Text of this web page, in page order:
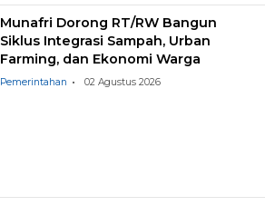
Munafri Dorong RT/RW Bangun
Siklus Integrasi Sampah, Urban
Farming, dan Ekonomi Warga
Pemerintahan 02 Agustus 2026